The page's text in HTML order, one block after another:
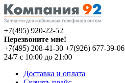
+7(495) 920-22-52
Перезвоните мне!
+7(495) 208-41-30 +7(926) 677-39-06
24/7 с 10:00 до 21:00
Доставка и оплата